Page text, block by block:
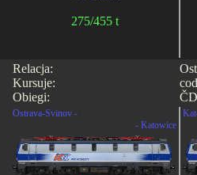
275/455 t
Relacja:
Kursuje:
Obiegi:
Ostrava-Svinov -
- Katowice